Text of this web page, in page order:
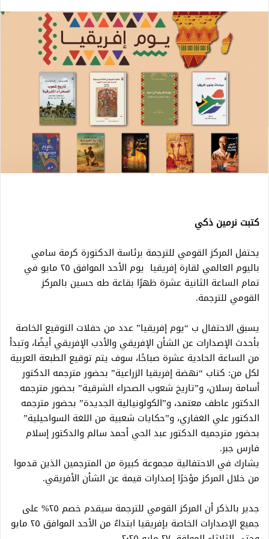
كتبت نرمين ذكي
يحتفل المركز القومي للترجمة برئاسة الدكتورة كرمة سامي
باليوم العالمي لقارة إفريقيا يوم الأحد الموافق ٢٥ مايو في
تمام الساعة الثانية عشرة ظهرًا بقاعة طه حسين بالمركز
القومي للترجمة.
يسبق الاحتفال ب “يوم إفريقيا” عدد من حفلات التوقيع الخاصة
بأحدث الإصدارات عن الشأن الإفريقي والأدب الإفريقي أيضًا، وتبدأ
من الساعة الحادية عشرة صباحًا، سوف يتم توقيع الطبعة العربية
لكل من: كتاب “نهضة إفريقيا الزراعية” بحضور مترجمه الدكتور
أسامة رسلان، و”تاريخ شعوب الصحراء الشرقية” بحضور مترجمه
الدكتور عاطف معتمد، و”الكولونيالية الجديدة” بحضور مترجمه
الدكتور علي الغفاري، و”حكايات شعبية من اللغة السواحيلية”
بحضور مترجميه الدكتور عبد الحي أحمد سالم والدكتور إسلام
فارس جبر.
يشارك في الاحتفالية مجموعة كبيرة من المترجمين الذين قدموا
من خلال المركز مؤخرًا إصدارات قيمة عن الشأن الأفريقي.
جدير بالذكر أن المركز القومي للترجمة سيقدم خصم ٢٥% على
جميع الإصدارات الخاصة بإفريقيا ابتداءُ من الأحد الموافق ٢٥ مايو